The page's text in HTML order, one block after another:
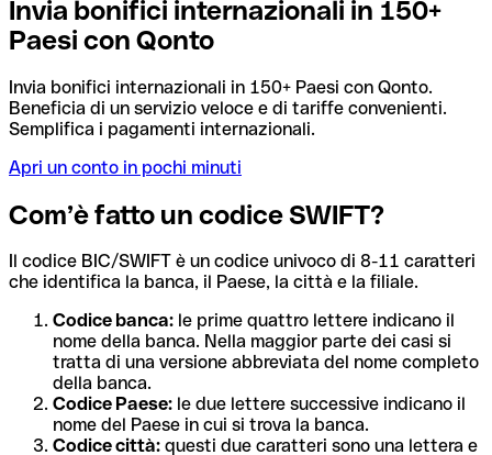
Invia bonifici internazionali in 150+
Paesi con Qonto
Invia bonifici internazionali in 150+ Paesi con Qonto.
Beneficia di un servizio veloce e di tariffe convenienti.
Semplifica i pagamenti internazionali.
Apri un conto in pochi minuti
Com’è fatto un codice SWIFT?
Il codice BIC/SWIFT è un codice univoco di 8-11 caratteri
che identifica la banca, il Paese, la città e la filiale.
Codice banca: le prime quattro lettere indicano il
nome della banca. Nella maggior parte dei casi si
tratta di una versione abbreviata del nome completo
della banca.
Codice Paese: le due lettere successive indicano il
nome del Paese in cui si trova la banca.
Codice città: questi due caratteri sono una lettera e